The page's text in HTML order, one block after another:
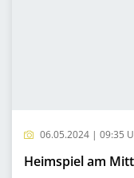
06.05.2024 | 09:35
Heimspiel am